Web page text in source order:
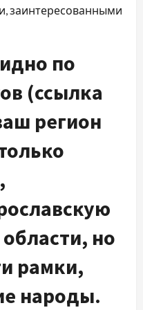
заинтересованными
по
(ссылка
регион
но
рамки,
народы.